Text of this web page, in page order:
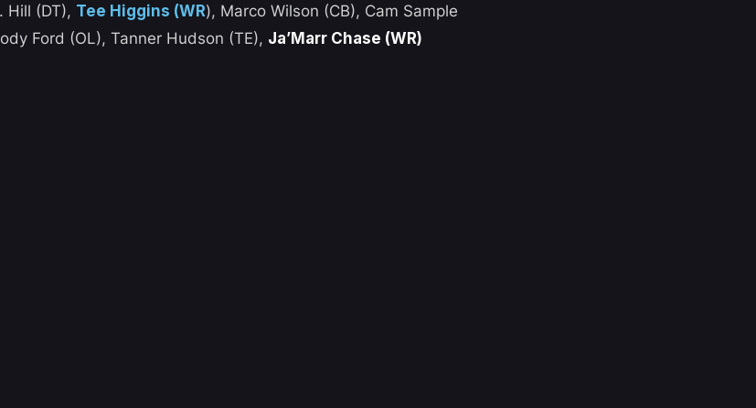
Hill (DT), Tee Higgins (WR), Marco Wilson (CB), Cam Sample
Ford (OL), Tanner Hudson (TE), Ja’Marr Chase (WR)